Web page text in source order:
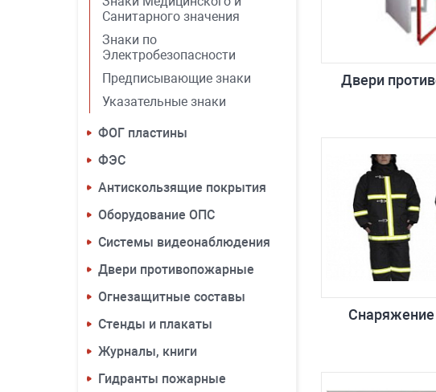
Санитарного значения
Знаки по
Электробезопасности
Предписывающие знаки
Указательные знаки
ФОГ пластины
ФЭС
Антискользящие покрытия
Оборудование ОПС
Системы видеонаблюдения
Двери противопожарные
Огнезащитные составы
Стенды и плакаты
Журналы, книги
Гидранты пожарные
Двери